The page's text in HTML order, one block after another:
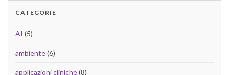
CATEGORIE
AI (5)
ambiente(6)
applicazioni cliniche(8)